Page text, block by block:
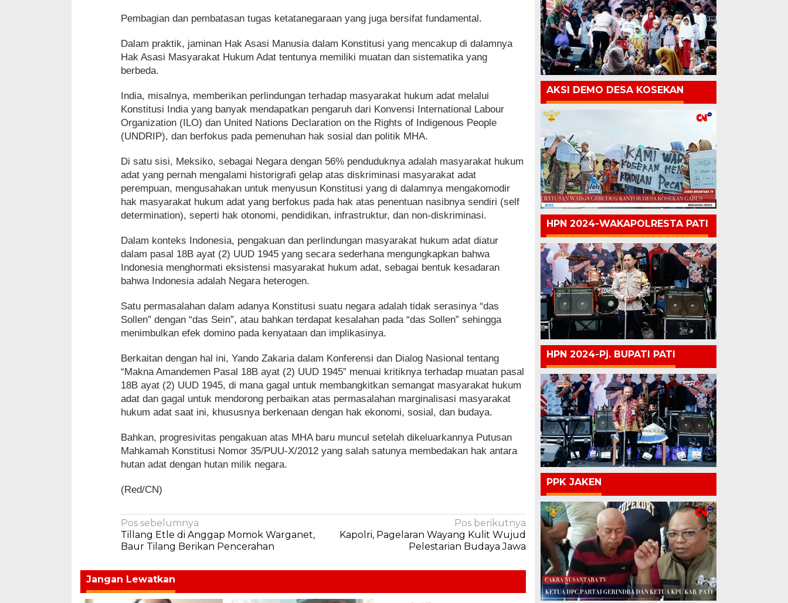
Pembagian dan pembatasan tugas ketatanegaraan yang juga bersifat fundamental.
Dalam praktik, jaminan Hak Asasi Manusia dalam Konstitusi yang mencakup di dalamnya
Hak Asasi Masyarakat Hukum Adat tentunya memiliki muatan dan sistematika yang
berbeda.
India, misalnya, memberikan perlindungan terhadap masyarakat hukum adat melalui
Konstitusi India yang banyak mendapatkan pengaruh dari Konvensi International Labour
Organization (ILO) dan United Nations Declaration on the Rights of Indigenous People
(UNDRIP), dan berfokus pada pemenuhan hak sosial dan politik MHA.
Di satu sisi, Meksiko, sebagai Negara dengan 56% penduduknya adalah masyarakat hukum
adat yang pernah mengalami historigrafi gelap atas diskriminasi masyarakat adat
perempuan, mengusahakan untuk menyusun Konstitusi yang di dalamnya mengakomodir
hak masyarakat hukum adat yang berfokus pada hak atas penentuan nasibnya sendiri (self
determination), seperti hak otonomi, pendidikan, infrastruktur, dan non-diskriminasi.
Dalam konteks Indonesia, pengakuan dan perlindungan masyarakat hukum adat diatur
dalam pasal 18B ayat (2) UUD 1945 yang secara sederhana mengungkapkan bahwa
Indonesia menghormati eksistensi masyarakat hukum adat, sebagai bentuk kesadaran
bahwa Indonesia adalah Negara heterogen.
Satu permasalahan dalam adanya Konstitusi suatu negara adalah tidak serasinya “das
Sollen” dengan “das Sein”, atau bahkan terdapat kesalahan pada “das Sollen” sehingga
menimbulkan efek domino pada kenyataan dan implikasinya.
Berkaitan dengan hal ini, Yando Zakaria dalam Konferensi dan Dialog Nasional tentang
“Makna Amandemen Pasal 18B ayat (2) UUD 1945” menuai kritiknya terhadap muatan pasal
18B ayat (2) UUD 1945, di mana gagal untuk membangkitkan semangat masyarakat hukum
adat dan gagal untuk mendorong perbaikan atas permasalahan marginalisasi masyarakat
hukum adat saat ini, khususnya berkenaan dengan hak ekonomi, sosial, dan budaya.
Bahkan, progresivitas pengakuan atas MHA baru muncul setelah dikeluarkannya Putusan
Mahkamah Konstitusi Nomor 35/PUU-X/2012 yang salah satunya membedakan hak antara
hutan adat dengan hutan milik negara.
(Red/CN)
Navigasi
pos
Pos sebelumnya
Tillang Etle di Anggap Momok Warganet,
Baur Tilang Berikan Pencerahan
Pos berikutnya
Kapolri, Pagelaran Wayang Kulit Wujud
Pelestarian Budaya Jawa
Jangan Lewatkan
AKSI DEMO DESA KOSEKAN
HPN 2024-WAKAPOLRESTA PATI
HPN 2024-Pj. BUPATI PATI
PPK JAKEN